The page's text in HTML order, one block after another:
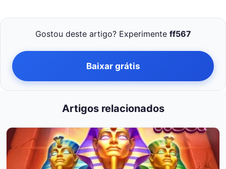
Gostou deste artigo? Experimente ff567
Baixar grátis
Artigos relacionados